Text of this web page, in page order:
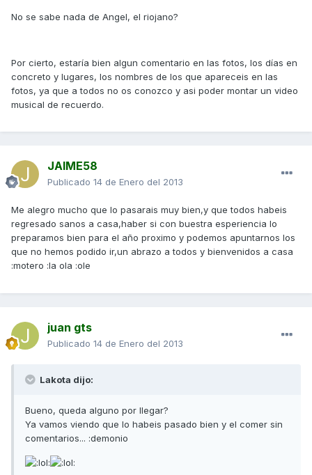
No se sabe nada de Angel, el riojano?
Por cierto, estaría bien algun comentario en las fotos, los días en
concreto y lugares, los nombres de los que apareceis en las
fotos, ya que a todos no os conozco y asi poder montar un video
musical de recuerdo.
JAIME58
Publicado 14 de Enero del 2013
Me alegro mucho que lo pasarais muy bien,y que todos habeis
regresado sanos a casa,haber si con buestra esperiencia lo
preparamos bien para el año proximo y podemos apuntarnos los
que no hemos podido ir,un abrazo a todos y bienvenidos a casa
:motero :la ola :ole
juan gts
Publicado 14 de Enero del 2013
Lakota dijo:
Bueno, queda alguno por llegar?
Ya vamos viendo que lo habeis pasado bien y el comer sin
comentarios... :demonio